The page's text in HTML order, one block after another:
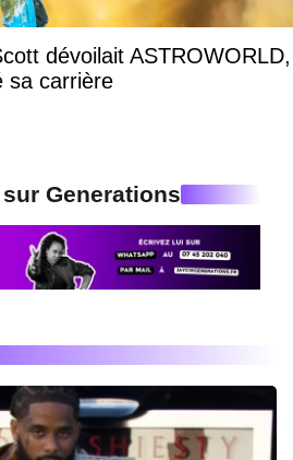
dévoilait ASTROWORLD,
sa carrière
Generations